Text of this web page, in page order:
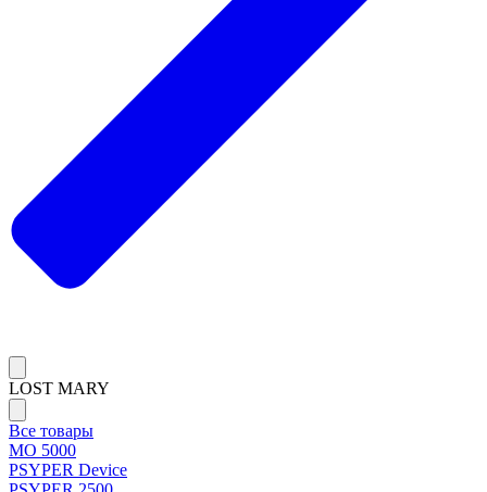
LOST MARY
Все товары
MO 5000
PSYPER Device